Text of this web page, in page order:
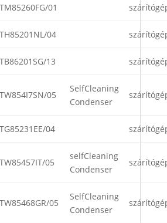
01
04
13
05
SelfCleaning
Condenser
04
05
selfCleaning
Condenser
05
SelfCleaning
Condenser